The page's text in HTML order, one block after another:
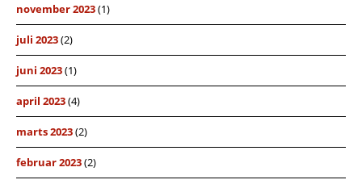
november 2023(1)
juli 2023(2)
juni 2023(1)
april 2023(4)
marts 2023(2)
februar 2023(2)